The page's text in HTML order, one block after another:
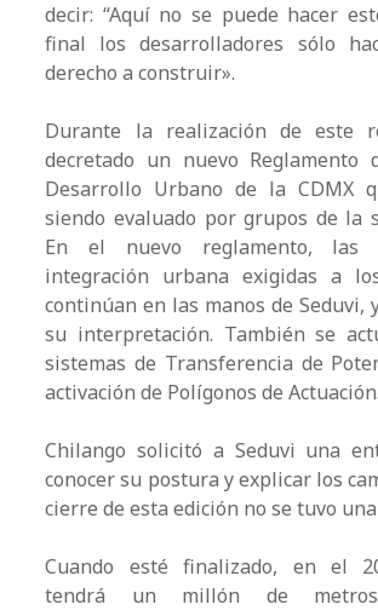
decir: “Aquí no se puede hacer
final los desarrolladores sólo
derecho a construir».
Durante la realización de este
decretado un nuevo Reglamento
Desarrollo Urbano de la CDMX
siendo evaluado por grupos de la
En el nuevo reglamento, las
integración urbana exigidas a
continúan en las manos de Seduvi,
su interpretación. También se
sistemas de Transferencia de
activación de Polígonos de Actuación.
Chilango solicitó a Seduvi una
conocer su postura y explicar los
cierre de esta edición no se tuvo
Cuando esté finalizado, en el
tendrá un millón de metros